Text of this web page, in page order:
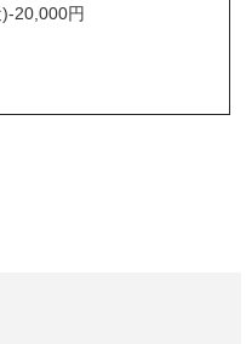
)-20,000円